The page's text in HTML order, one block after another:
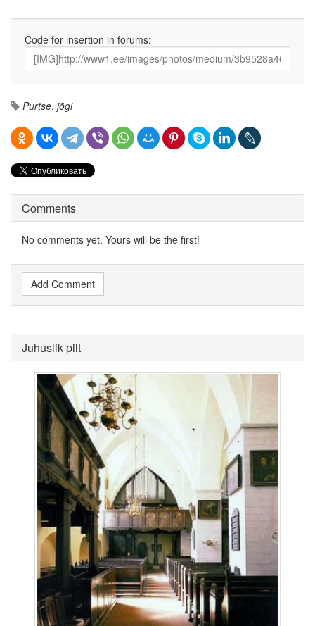
Code for insertion in forums:
Purtse, jõgi
Comments
No comments yet. Yours will be the first!
Add Comment
Juhuslik pilt